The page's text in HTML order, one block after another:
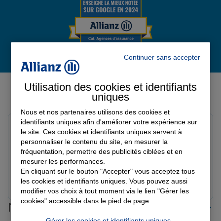
Garantie des accidents de la vie
Assurance scolaire
Retraite
Tous nos devis d'assurance
Avis de l'agence Agence
BELLEVILLE SUR MEUSE
Avis sur une période de 6 mois
Note de 5 sur 5
Le 07/07/2026 - Agence BELLEVILLE SUR MEUSE
Une bonne agence
Melard V.
Prendre un RDV Voir l'agence
Nos offres d'assurance dans les
Continuer sans accepter
Utilisation des cookies et identifiants
uniques
Nous et nos partenaires utilisons des cookies et
identifiants uniques afin d'améliorer votre expérience sur
le site. Ces cookies et identifiants uniques servent à
personnaliser le contenu du site, en mesurer la
fréquentation, permettre des publicités ciblées et en
mesurer les performances.
En cliquant sur le bouton "Accepter" vous acceptez tous
les cookies et identifiants uniques. Vous pouvez aussi
modifier vos choix à tout moment via le lien "Gérer les
cookies" accessible dans le pied de page.